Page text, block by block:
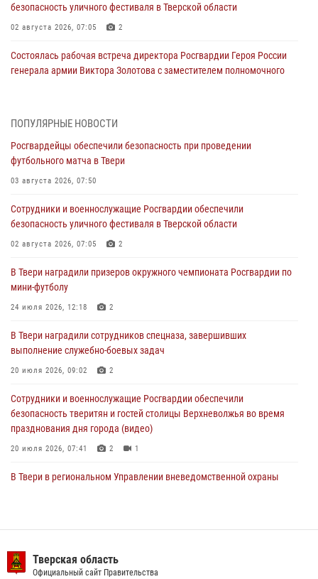
безопасность уличного фестиваля в Тверской области
02 августа 2026, 07:05 2
Состоялась рабочая встреча директора Росгвардии Героя России
генерала армии Виктора Золотова с заместителем полномочного
31 июля 2026, 05:42 4
Росгвардейцы в Твери приняли участие в молебне, посвященном
Дню Крещения Руси
28 июля 2026, 11:30
Сотрудники вневедомственной охраны совершили 250 выездов и
пресекли 20 правонарушений за неделю в Тверской области
27 июля 2026, 08:29
В Твери наградили призеров окружного чемпионата Росгвардии по
мини-футболу
24 июля 2026, 12:18 2
Росгвардейцы оказали помощь водителю на дороге в городе Кашин
22 июля 2026, 08:35
ПОПУЛЯРНЫЕ НОВОСТИ
Росгвардейцы обеспечили безопасность при проведении
футбольного матча в Твери
03 августа 2026, 07:50
Сотрудники и военнослужащие Росгвардии обеспечили
безопасность уличного фестиваля в Тверской области
02 августа 2026, 07:05 2
В Твери наградили призеров окружного чемпионата Росгвардии по
мини-футболу
24 июля 2026, 12:18 2
В Твери наградили сотрудников спецназа, завершивших
выполнение служебно-боевых задач
20 июля 2026, 09:02 2
Сотрудники и военнослужащие Росгвардии обеспечили
безопасность тверитян и гостей столицы Верхневолжья во время
празднования дня города (видео)
20 июля 2026, 07:41 2 1
В Твери в региональном Управлении вневедомственной охраны
10 июля 2026, 08:44 1
Тверская область
Официальный сайт Правительства